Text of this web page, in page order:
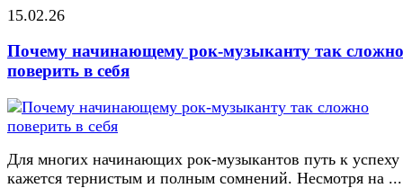
15.02.26
Почему начинающему рок-музыканту так сложно
поверить в себя
Для многих начинающих рок-музыкантов путь к успеху
кажется тернистым и полным сомнений. Несмотря на ...